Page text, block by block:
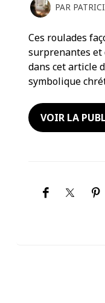
PAR
Ces roulades
surprenantes et
dans cet article
symbolique
VOIR LA